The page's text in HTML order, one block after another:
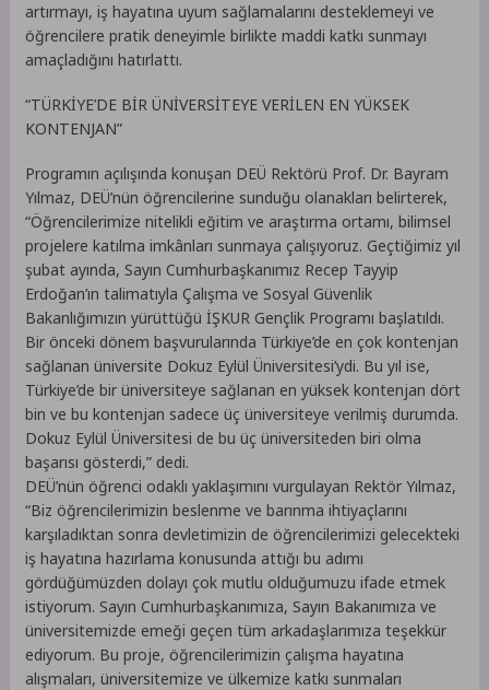
artırmayı, iş hayatına uyum sağlamalarını desteklemeyi ve
öğrencilere pratik deneyimle birlikte maddi katkı sunmayı
amaçladığını hatırlattı.
“TÜRKİYE’DE BİR ÜNİVERSİTEYE VERİLEN EN YÜKSEK
KONTENJAN”
Programın açılışında konuşan DEÜ Rektörü Prof. Dr. Bayram
Yılmaz, DEÜ’nün öğrencilerine sunduğu olanakları belirterek,
“Öğrencilerimize nitelikli eğitim ve araştırma ortamı, bilimsel
projelere katılma imkânları sunmaya çalışıyoruz. Geçtiğimiz yıl
şubat ayında, Sayın Cumhurbaşkanımız Recep Tayyip
Erdoğan’ın talimatıyla Çalışma ve Sosyal Güvenlik
Bakanlığımızın yürüttüğü İŞKUR Gençlik Programı başlatıldı.
Bir önceki dönem başvurularında Türkiye’de en çok kontenjan
sağlanan üniversite Dokuz Eylül Üniversitesi’ydi. Bu yıl ise,
Türkiye’de bir üniversiteye sağlanan en yüksek kontenjan dört
bin ve bu kontenjan sadece üç üniversiteye verilmiş durumda.
Dokuz Eylül Üniversitesi de bu üç üniversiteden biri olma
başarısı gösterdi,” dedi.
DEÜ’nün öğrenci odaklı yaklaşımını vurgulayan Rektör Yılmaz,
“Biz öğrencilerimizin beslenme ve barınma ihtiyaçlarını
karşıladıktan sonra devletimizin de öğrencilerimizi gelecekteki
iş hayatına hazırlama konusunda attığı bu adımı
gördüğümüzden dolayı çok mutlu olduğumuzu ifade etmek
istiyorum. Sayın Cumhurbaşkanımıza, Sayın Bakanımıza ve
üniversitemizde emeği geçen tüm arkadaşlarımıza teşekkür
ediyorum. Bu proje, öğrencilerimizin çalışma hayatına
alışmaları, üniversitemize ve ülkemize katkı sunmaları